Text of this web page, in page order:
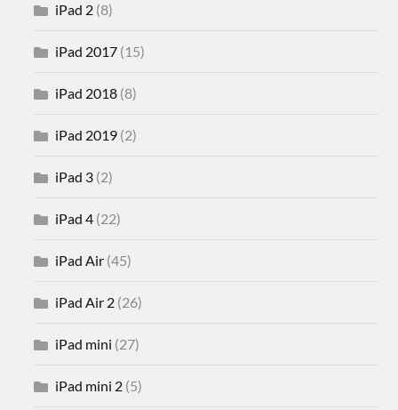
iPad 2 (8)
iPad 2017 (15)
iPad 2018 (8)
iPad 2019 (2)
iPad 3 (2)
iPad 4 (22)
iPad Air (45)
iPad Air 2 (26)
iPad mini (27)
iPad mini 2 (5)